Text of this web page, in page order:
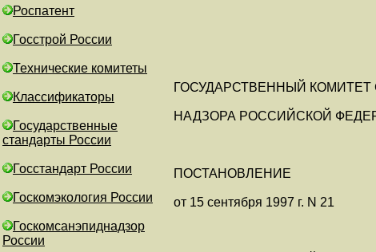
Роспатент
Госстрой России
Технические комитеты
Классификаторы
Государственные
стандарты России
Госстандарт России
Госкомэкология России
Госкомсанэпиднадзор
России
ГОСУДАРСТВЕННЫЙ
НАДЗОРА РОССИЙСКОЙ
ПОСТАНОВЛЕНИЕ
от 15 сентября 1997 г. N 21